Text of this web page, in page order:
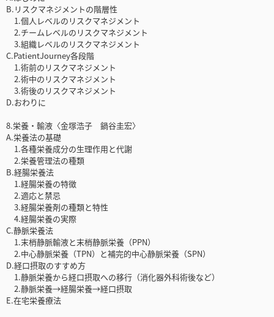
B.リスクマネジメントの階層性
1.個人レベルのリスクマネジメント
2.チームレベルのリスクマネジメント
3.組織レベルのリスクマネジメント
C.PatientJourney各段階
1.術前のリスクマネジメント
2.術中のリスクマネジメント
3.術後のリスクマネジメント
D.おわりに
8.栄養・輸液〈金塚浩子 鍋谷圭宏〉
A.栄養法の基礎
1.各種栄養成分の生理作用と代謝
2.栄養管理法の種類
B.経腸栄養法
1.経腸栄養の特徴
2.適応と禁忌
3.経腸栄養剤の種類と特性
4.経腸栄養の実際
C.静脈栄養法
1.末梢静脈輸液と末梢静脈栄養（PPN）
2.中心静脈栄養（TPN）と補完的中心静脈栄養（SPN）
D.経口摂取のすすめ方
1.静脈栄養から経口摂取への移行（消化器外科術後など）
2.静脈栄養→経腸栄養→経口摂取
E.在宅栄養療法